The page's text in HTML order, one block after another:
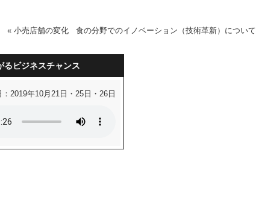
« 小売店舗の変化 食の分野でのイノベーション（技術革新）について
るビジネスチャンス
：2019年10月21日・25日・26日